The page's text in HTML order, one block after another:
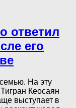
ответил
его
На эту
Кеосаян
выступает в